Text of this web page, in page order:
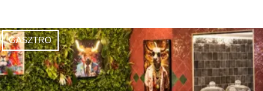
GASZTRO